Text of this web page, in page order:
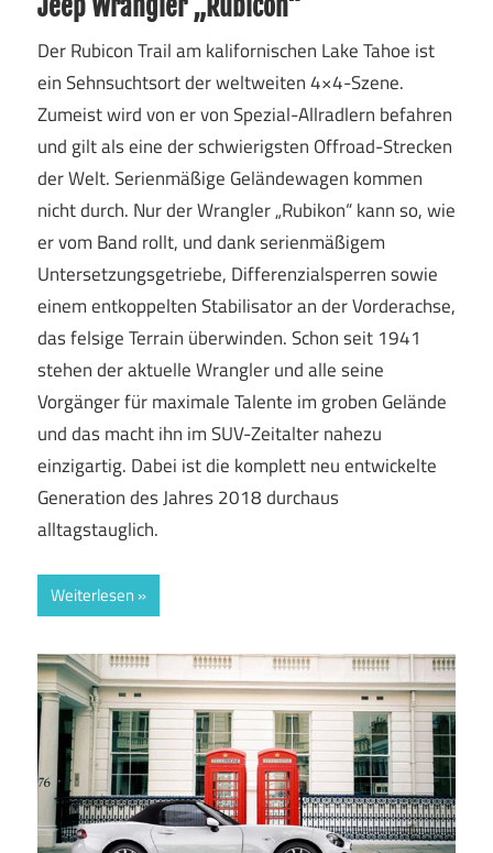
Der Rubicon Trail am kalifornischen Lake Tahoe ist
ein Sehnsuchtsort der weltweiten 4×4-Szene.
Zumeist wird von er von Spezial-Allradlern befahren
und gilt als eine der schwierigsten Offroad-Strecken
der Welt. Serienmäßige Geländewagen kommen
nicht durch. Nur der Wrangler „Rubikon“ kann so, wie
er vom Band rollt, und dank serienmäßigem
Untersetzungsgetriebe, Differenzialsperren sowie
einem entkoppelten Stabilisator an der Vorderachse,
das felsige Terrain überwinden. Schon seit 1941
stehen der aktuelle Wrangler und alle seine
Vorgänger für maximale Talente im groben Gelände
und das macht ihn im SUV-Zeitalter nahezu
einzigartig. Dabei ist die komplett neu entwickelte
Generation des Jahres 2018 durchaus
alltagstauglich.
Weiterlesen